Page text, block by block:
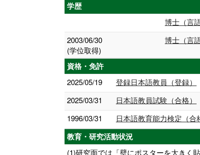
学歴
博士（言
2003/06/30
(学位取得)
博士（言
資格・免許
2025/05/19
登録日本語教員（登録）
2025/03/31
日本語教員試験（合格）
1996/03/31
日本語教育能力検定（合
教育・研究活動状況
(1)研究面では「壁にポスターを大きく